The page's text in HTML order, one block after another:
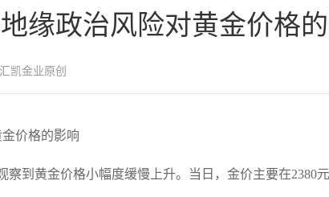
缘政治风险对黄金价格
凯金业原创
价格的影响
察到黄金价格小幅度缓慢上升。当日，金价主要在2380